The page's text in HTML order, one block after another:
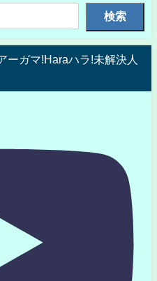
検索
ーガマ!Haraハラ!未解決人